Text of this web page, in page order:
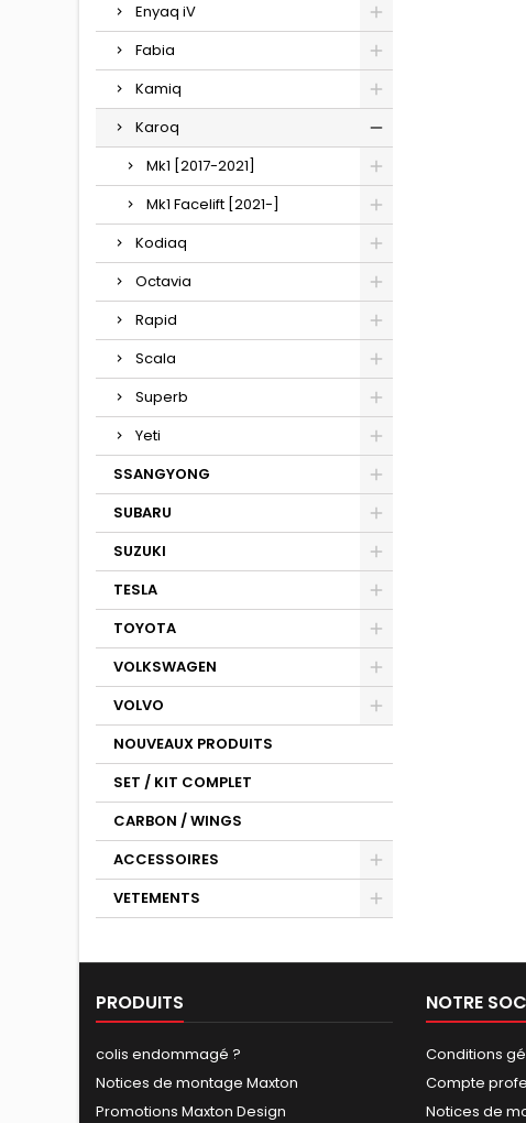
Enyaq iV
Fabia
Kamiq
Karoq
Mk1 [2017-2021]
Mk1 Facelift [2021-]
Kodiaq
Octavia
Rapid
Scala
Superb
Yeti
SSANGYONG
SUBARU
SUZUKI
TESLA
TOYOTA
VOLKSWAGEN
VOLVO
NOUVEAUX PRODUITS
SET / KIT COMPLET
CARBON / WINGS
ACCESSOIRES
VETEMENTS
PRODUITS
colis endommagé ?
Notices de montage Maxton
Promotions Maxton Design
NOTRE
Conditions
Compte
Notices de